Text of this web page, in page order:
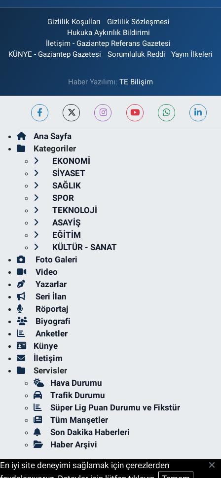
Gizlilik Koşulları
Gizlilik Sözleşmesi
Hukuka Aykırılık Bildirimi
İletişim - Gaziantep Referans Gazetesi
KÜNYE - Gaziantep Gazetesi
Sorumluluk Reddi Yayın İlkeleri
Haber Yazılımı: TE Bilişim
Ana Sayfa
Kategoriler
EKONOMİ
SİYASET
SAĞLIK
SPOR
TEKNOLOJİ
ASAYİŞ
EĞİTİM
KÜLTÜR - SANAT
Foto Galeri
Video
Yazarlar
Seri İlan
Röportaj
Biyografi
Anketler
Künye
İletişim
Servisler
Hava Durumu
Trafik Durumu
Süper Lig Puan Durumu ve Fikstür
Tüm Manşetler
Son Dakika Haberleri
Haber Arşivi
En iyi site deneyimi sağlamak için çerezlerden